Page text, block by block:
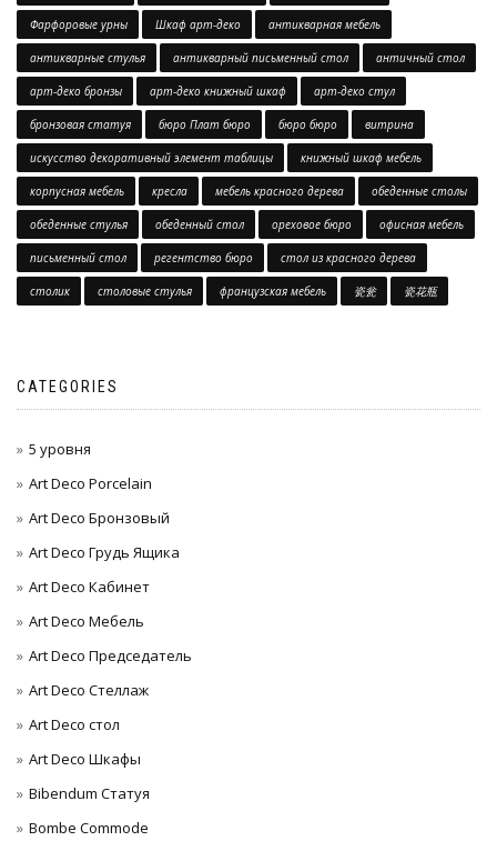
Фарфоровые урны Шкаф арт-деко антикварная мебель
антикварные стулья антикварный письменный стол античный стол
арт-деко бронзы арт-деко книжный шкаф арт-деко стул
бронзовая статуя бюро Плат бюро бюро бюро витрина
искусство декоративный элемент таблицы книжный шкаф мебель
корпусная мебель кресла мебель красного дерева обеденные столы
обеденные стулья обеденный стол ореховое бюро офисная мебель
письменный стол регентство бюро стол из красного дерева
столик столовые стулья французская мебель 瓷瓮 瓷花瓶
CATEGORIES
5 уровня
Art Deco Porcelain
Art Deco Бронзовый
Art Deco Грудь Ящика
Art Deco Кабинет
Art Deco Мебель
Art Deco Председатель
Art Deco Стеллаж
Art Deco стол
Art Deco Шкафы
Bibendum Статуя
Bombe Commode